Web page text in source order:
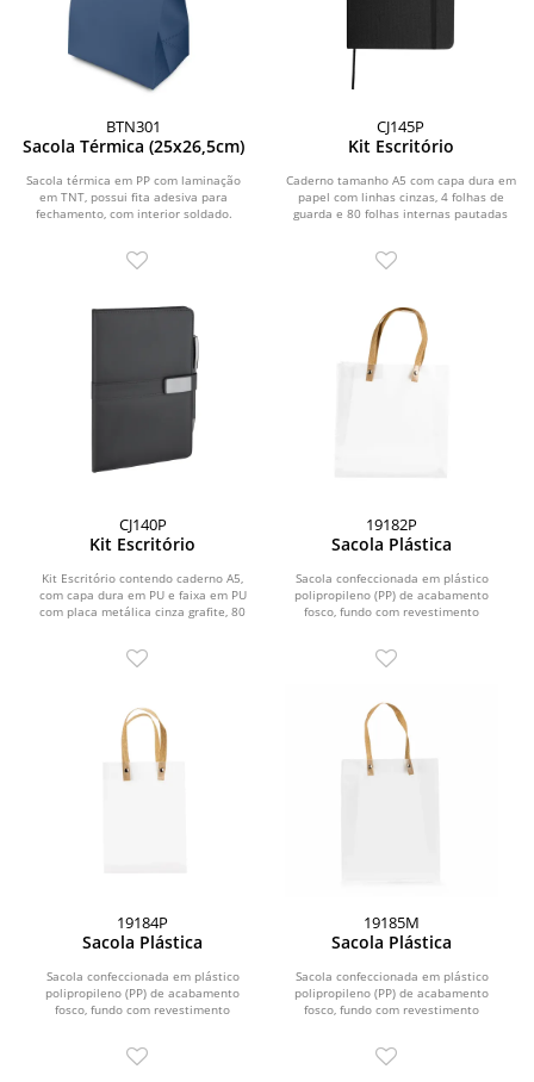
BTN301
Sacola Térmica (25x26,5cm)
Sacola térmica em PP com laminação
em TNT, possui fita adesiva para
fechamento, com interior soldado.
CJ145P
Kit Escritório
Caderno tamanho A5 com capa dura em
papel com linhas cinzas, 4 folhas de
guarda e 80 folhas internas pautadas
CJ140P
Kit Escritório
Kit Escritório contendo caderno A5,
com capa dura em PU e faixa em PU
com placa metálica cinza grafite, 80
19182P
Sacola Plástica
Sacola confeccionada em plástico
polipropileno (PP) de acabamento
fosco, fundo com revestimento
19184P
Sacola Plástica
Sacola confeccionada em plástico
polipropileno (PP) de acabamento
fosco, fundo com revestimento
19185M
Sacola Plástica
Sacola confeccionada em plástico
polipropileno (PP) de acabamento
fosco, fundo com revestimento